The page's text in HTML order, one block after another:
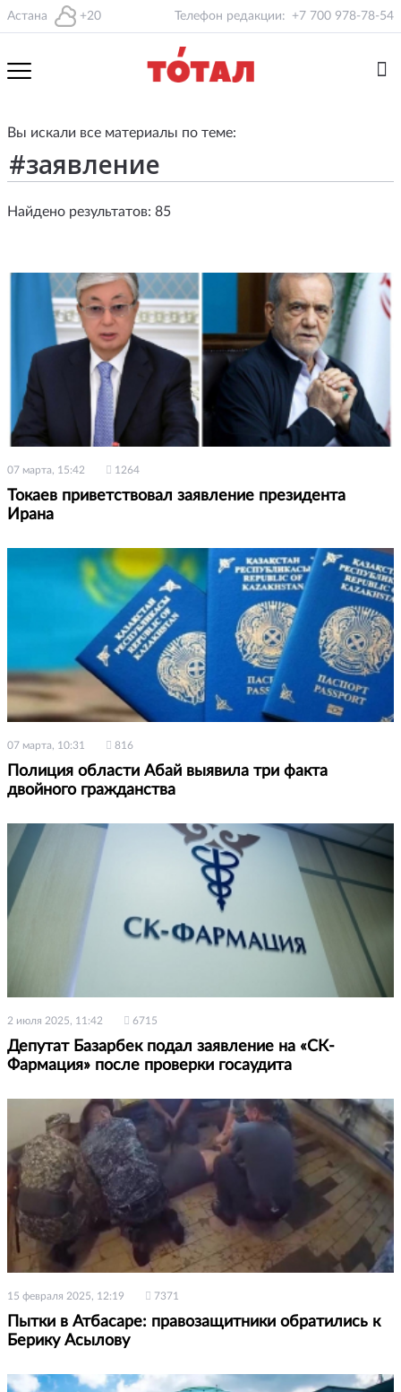
Астана +20 Телефон редакции: +7 700 978-78-54
Вы искали все материалы по теме:
Найдено результатов: 85
07 марта, 15:42 1264
Токаев приветствовал заявление президента
Ирана
07 марта, 10:31 816
Полиция области Абай выявила три факта
двойного гражданства
2 июля 2025, 11:42 6715
Депутат Базарбек подал заявление на «СК-
Фармация» после проверки госаудита
15 февраля 2025, 12:19 7371
Пытки в Атбасаре: правозащитники обратились к
Берику Асылову